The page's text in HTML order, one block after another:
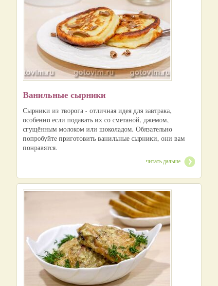
Ванильные сырники
Сырники из творога - отличная идея для завтрака,
особенно если подавать их со сметаной, джемом,
сгущённым молоком или шоколадом. Обязательно
попробуйте приготовить ванильные сырники, они вам
понравятся.
читать дальше